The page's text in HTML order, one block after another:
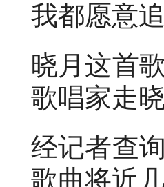
我都愿意
晓月这首
歌唱家走
经记者查
歌曲将近